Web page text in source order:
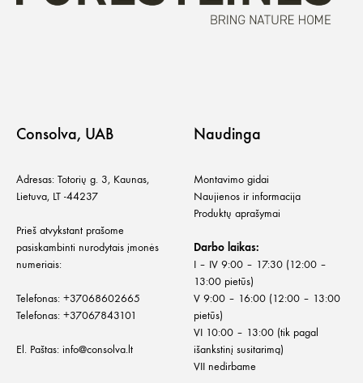
Consolva, UAB
Adresas: Totorių g. 3, Kaunas,
Lietuva, LT -44237
Prieš atvykstant prašome
pasiskambinti nurodytais įmonės
numeriais:
Telefonas: +37068602665
Telefonas: +37067843101
El. Paštas: info@consolva.lt
Naudinga
Montavimo gidai
Naujienos ir informacija
Produktų aprašymai
Darbo laikas:
I – IV 9:00 – 17:30 (12:00 –
13:00 pietūs)
V 9:00 – 16:00 (12:00 – 13:00
pietūs)
VI 10:00 – 13:00 (tik pagal
išankstinį susitarimą)
VII nedirbame